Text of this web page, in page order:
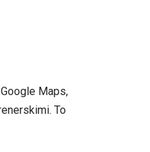
Maps,
To